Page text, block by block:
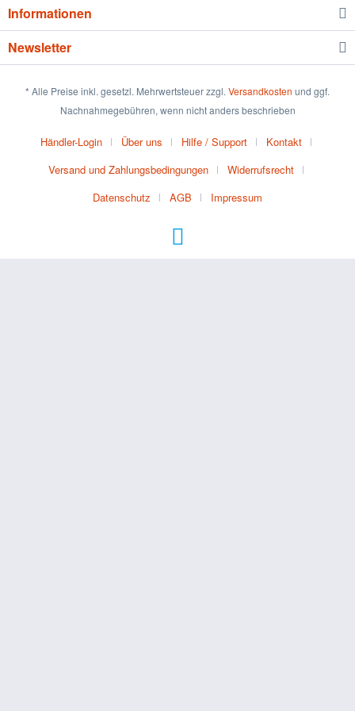
Informationen
Newsletter
* Alle Preise inkl. gesetzl. Mehrwertsteuer zzgl. Versandkosten und ggf.
Nachnahmegebühren, wenn nicht anders beschrieben
Händler-Login Über uns Hilfe / Support
Kontakt
Versand und Zahlungsbedingungen
Widerrufsrecht
Datenschutz
AGB Impressum